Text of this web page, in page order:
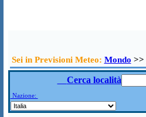
Sei in Previsioni Meteo: Mondo >>
Cerca località
Nazione: